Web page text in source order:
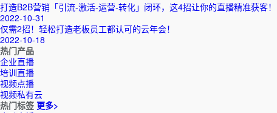
打造B2B营销「引流-激活-运营-转化」闭环，这4招让你的直播精准获客！
2022-10-31
仅需2招！轻松打造老板员工都认可的云年会！
2022-10-18
热门产品
企业直播
培训直播
视频点播
视频私有云
热门标签 更多>